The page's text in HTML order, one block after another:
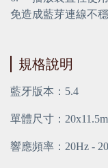
免造成藍芽連線不穩
規格說明
藍牙版本：5.4
單體尺寸：
響應頻率：20Hz -